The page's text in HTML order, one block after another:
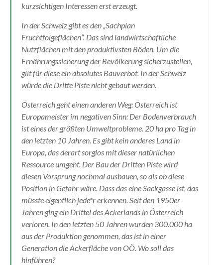
kurzsichtigen Interessen erst erzeugt.
In der Schweiz gibt es den „Sachplan
Fruchtfolgeflächen“. Das sind landwirtschaftliche
Nutzflächen mit den produktivsten Böden. Um die
Ernährungssicherung der Bevölkerung sicherzustellen,
gilt für diese ein absolutes Bauverbot. In der Schweiz
würde die Dritte Piste nicht gebaut werden.
Österreich geht einen anderen Weg: Österreich ist
Europameister im negativen Sinn: Der Bodenverbrauch
ist eines der größten Umweltprobleme. 20 ha pro Tag in
den letzten 10 Jahren. Es gibt kein anderes Land in
Europa, das derart sorglos mit dieser natürlichen
Ressource umgeht. Der Bau der Dritten Piste wird
diesen Vorsprung nochmal ausbauen, so als ob diese
Position in Gefahr wäre. Dass das eine Sackgasse ist, das
müsste eigentlich jede*r erkennen. Seit den 1950er-
Jahren ging ein Drittel des Ackerlands in Österreich
verloren. In den letzten 50 Jahren wurden 300.000 ha
aus der Produktion genommen, das ist in einer
Generation die Ackerfläche von OÖ. Wo soll das
hinführen?